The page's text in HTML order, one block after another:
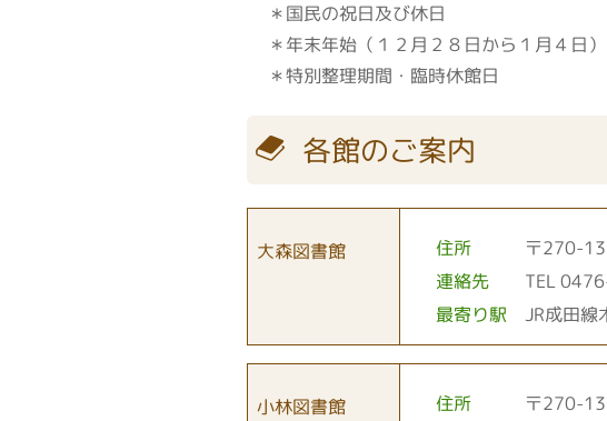
＊国民の祝日及び休日
＊年末年始（１２月２８日から１月４日）
＊特別整理期間・臨時休館日
各館のご案内
大森図書館 住所 〒270-
連絡先
TEL
最寄り駅
JR成田線
小林図書館 住所 〒270-